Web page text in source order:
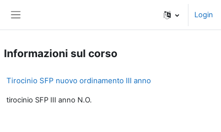
Login
Informazioni sul corso
Tirocinio SFP nuovo ordinamento III anno
tirocinio SFP III anno N.O.